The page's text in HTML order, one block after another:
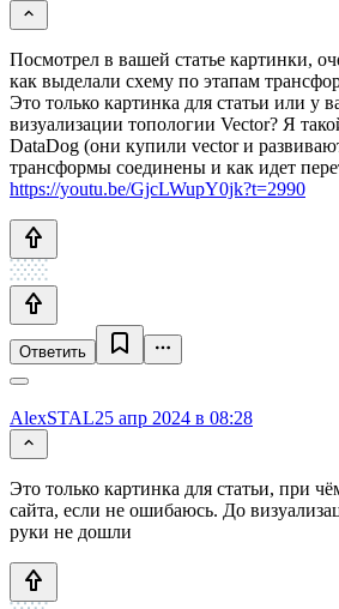
Посмотрел в вашей статье картинки,
как выделали схему по этапам
Это только картинка для статьи или у
визуализации топологии Vector? Я
DataDog (они купили vector и
трансформы соединены и как идет
https://youtu.be/GjcLWupY0jk?t=2990
Ответить
AlexSTAL25 апр 2024 в 08:28
Это только картинка для статьи, при
сайта, если не ошибаюсь. До
руки не дошли